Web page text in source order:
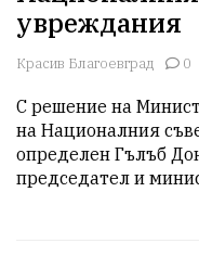
увреждания
Красив Благоевград 0
С решение на
на Националния
определен Гълъб
председател и